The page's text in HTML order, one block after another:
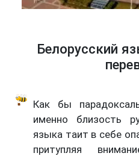
Белорусский
Как бы
именно близость
языка таит в себе
притупляя